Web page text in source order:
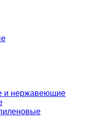
и нержавеющие